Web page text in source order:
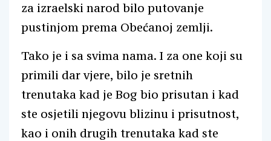
za izraelski narod bilo putovanje
pustinjom prema Obećanoj zemlji.
Tako je i sa svima nama. I za one koji su
primili dar vjere, bilo je sretnih
trenutaka kad je Bog bio prisutan i kad
ste osjetili njegovu blizinu i prisutnost,
kao i onih drugih trenutaka kad ste